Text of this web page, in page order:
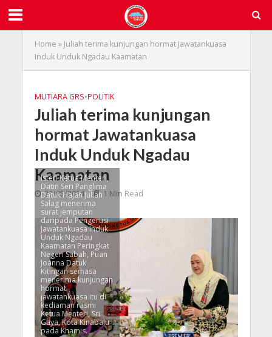
Home » Juliah terima kunjungan hormat Jawatankuasa
Induk Unduk Ngadau Kaamatan
MUTIARA GRS•POLITIK
Juliah terima kunjungan
hormat Jawatankuasa
Induk Unduk Ngadau
Kaamatan
23/05/2024 1 Min Read
Isteri Ketua Menteri,
Datin Seri Panglima
Datuk Hajah Juliah
Salag menerima
surat jemputan
daripada Pengerusi
Jawatankuasa Induk
Unduk Ngadau
Kaamatan Peringkat
Negeri Sabah, Puan
Joanna Datuk
Kitingan semasa
menerima kunjungan
hormat
jawatankuasa itu di
kediaman rasmi
Ketua Menteri, Sri
Gaya, Kota Kinabalu
pada Khamis.